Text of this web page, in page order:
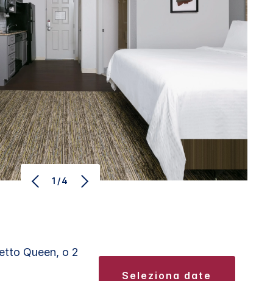
1/4
Queen, o 2
seleziona date